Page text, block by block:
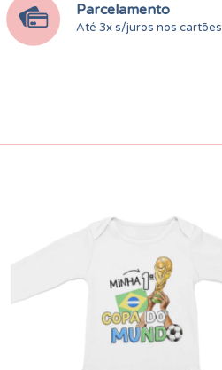
Parcelamento
Até 3x s/juros nos cartões